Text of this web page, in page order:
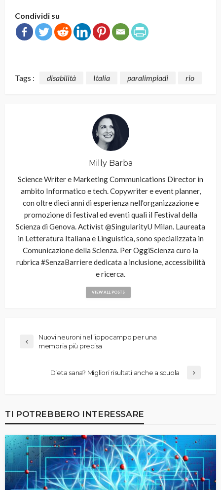
Condividi su
Tags : disabilità Italia paralimpiadi rio
Milly Barba
Science Writer e Marketing Communications Director in
ambito Informatico e tech. Copywriter e event planner,
con oltre dieci anni di esperienza nell'organizzazione e
promozione di festival ed eventi quali il Festival della
Scienza di Genova. Activist @SingularityU Milan. Laureata
in Letteratura Italiana e Linguistica, sono specializzata in
Comunicazione della Scienza. Per OggiScienza curo la
rubrica #SenzaBarriere dedicata a inclusione, accessibilità
e ricerca.
VIEW ALL POSTS
Nuovi neuroni nell’ippocampo per una
memoria più precisa
Dieta sana? Migliori risultati anche a scuola
TI POTREBBERO INTERESSARE